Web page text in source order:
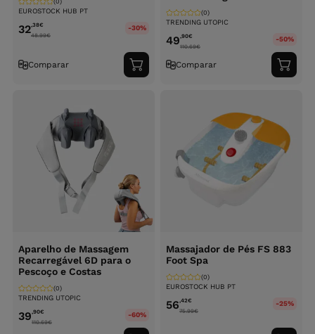
EUROSTOCK HUB PT
32,38€
48.99€
-30%
Comparar
Adicionar
ao
TRENDING UTOPIC
(0)
49,90€
110.69€
-50%
Comparar
ao
Aparelho de Massagem
Recarregável 6D para o
Pescoço e Costas
TRENDING UTOPIC
(0)
39,90€
110.69€
-60%
Massajador de Pés FS 883
Foot Spa
EUROSTOCK HUB PT
(0)
56,42€
75.99€
-25%